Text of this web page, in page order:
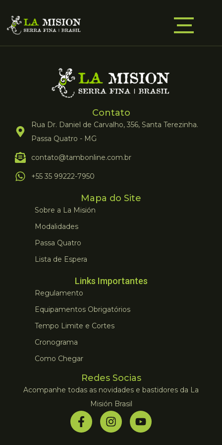
Contato
Rua Dr. Daniel de Carvalho, 356, Santa Terezinha.
Passa Quatro - MG
contato@tambonline.com.br
+55 35 99222-7950
Mapa do Site
Sobre a La Misión
Modalidades
Passa Quatro
Lista de Espera
Links Importantes
Regulamento
Equipamentos Obrigatórios
Tempo Limite e Cortes
Cronograma
Como Chegar
Redes Socias
Acompanhe todas as novidades e bastidores da La
Misión Brasil